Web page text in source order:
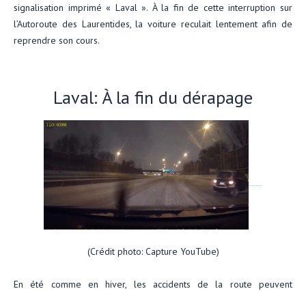
signalisation imprimé « Laval ». À la fin de cette interruption sur
l’Autoroute des Laurentides, la voiture reculait lentement afin de
reprendre son cours.
Laval: À la fin du dérapage
(Crédit photo: Capture YouTube)
En été comme en hiver, les accidents de la route peuvent